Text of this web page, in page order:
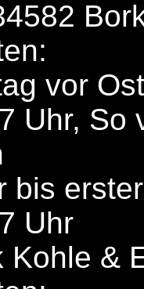
vor
Uhr, So
bis
Uhr
Kohle &